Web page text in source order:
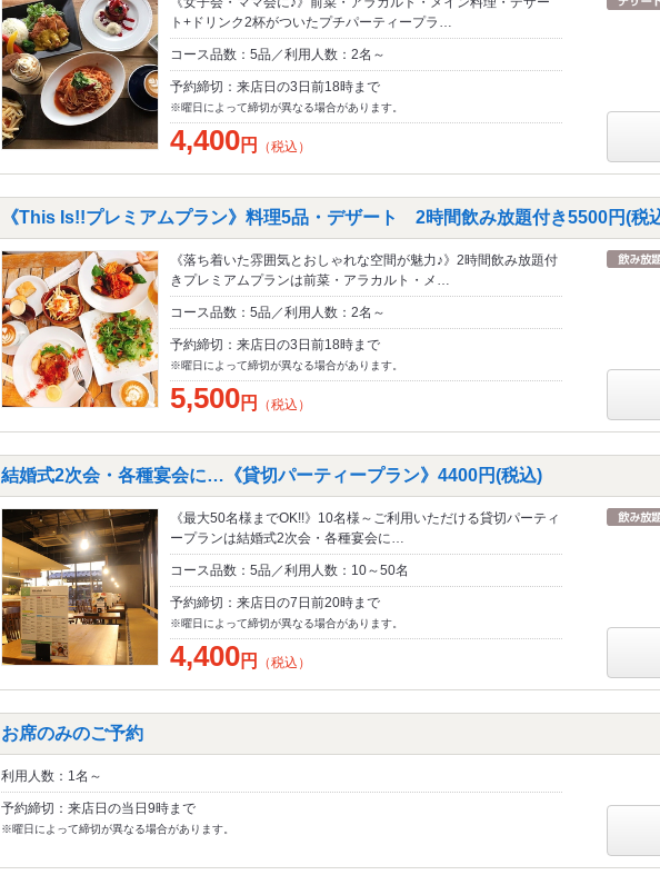
ト+ドリンク2杯がついたプチパーティープラ…
コース品数：5品／利用人数：2名～
予約締切：来店日の3日前18時まで
※曜日によって締切が異なる場合があります。
4,400円 （税込）
《This Is!!プレミアムプラン》料理5品・デザート 2時間飲み放題付き5500円(税
《落ち着いた雰囲気とおしゃれな空間が魅力♪》2時間飲み放題付
きプレミアムプランは前菜・アラカルト・メ…
コース品数：5品／利用人数：2名～
予約締切：来店日の3日前18時まで
※曜日によって締切が異なる場合があります。
5,500円 （税込）
結婚式2次会・各種宴会に…《貸切パーティープラン》4400円(税込)
《最大50名様までOK!!》10名様～ご利用いただける貸切パーティ
ープランは結婚式2次会・各種宴会に…
コース品数：5品／利用人数：10～50名
予約締切：来店日の7日前20時まで
※曜日によって締切が異なる場合があります。
4,400円 （税込）
お席のみのご予約
利用人数：1名～
予約締切：来店日の当日9時まで
※曜日によって締切が異なる場合があります。